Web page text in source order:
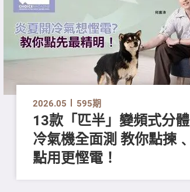
2026.05 595期
13款「匹半」變頻式分體
冷氣機全面測 教你點揀﹑
點用更慳電！